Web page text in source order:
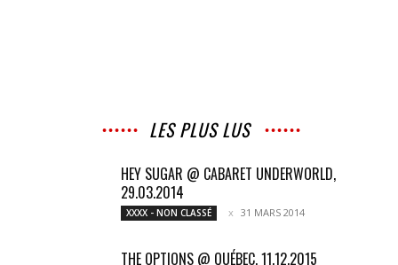
LES PLUS LUS
HEY SUGAR @ CABARET UNDERWORLD,
29.03.2014
XXXX - NON CLASSÉ 31 MARS 2014
THE OPTIONS @ QUÉBEC, 11.12.2015